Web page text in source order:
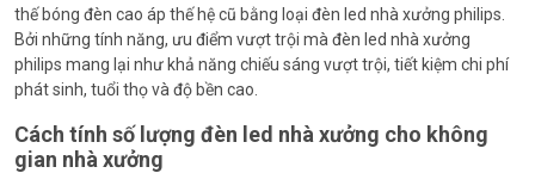
thế bóng đèn cao áp thế hệ cũ bằng loại đèn led nhà xưởng philips.
Bởi những tính năng, ưu điểm vượt trội mà đèn led nhà xưởng
philips mang lại như khả năng chiếu sáng vượt trội, tiết kiệm chi phí
phát sinh, tuổi thọ và độ bền cao.
Cách tính số lượng đèn led nhà xưởng cho không
gian nhà xưởng